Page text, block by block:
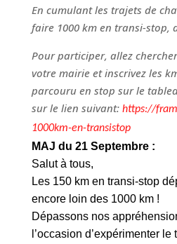
En cumulant les trajets de
faire 1000 km en transi-stop,
Pour participer, allez
votre mairie et inscrivez les
parcouru en stop sur le
sur le lien suivant: https://
1000km-en-transistop
MAJ du 21 Septembre :
Salut à tous,
Les 150 km en transi-stop
encore loin des 1000 km !
Dépassons nos
l’occasion d’expérimenter